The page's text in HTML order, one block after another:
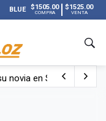
BLUE $1505.00
COMPRA
$1525.00
VENTA
novia en San Luis: